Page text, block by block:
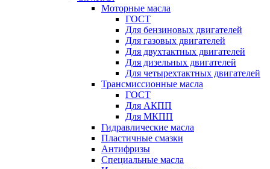
Моторные масла
ГОСТ
Для бензиновых двигателей
Для газовых двигателей
Для двухтактных двигателей
Для дизельных двигателей
Для четырехтактных двигателей
Трансмиссионные масла
ГОСТ
Для АКПП
Для МКПП
Гидравлические масла
Пластичные смазки
Антифризы
Специальные масла